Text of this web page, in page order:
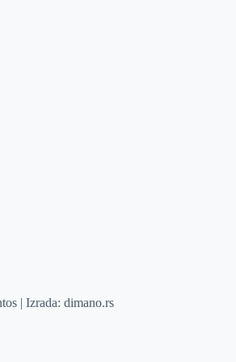
| Izrada:dimano.rs